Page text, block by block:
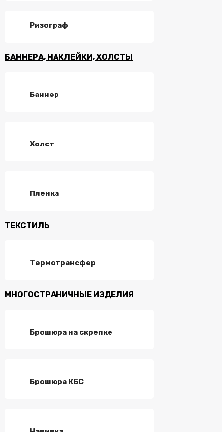
Ризограф
БАННЕРА, НАКЛЕЙКИ, ХОЛСТЫ
Баннер
Холст
Пленка
ТЕКСТИЛЬ
Термотрансфер
МНОГОСТРАНИЧНЫЕ ИЗДЕЛИЯ
Брошюра на скрепке
Брошюра КБС